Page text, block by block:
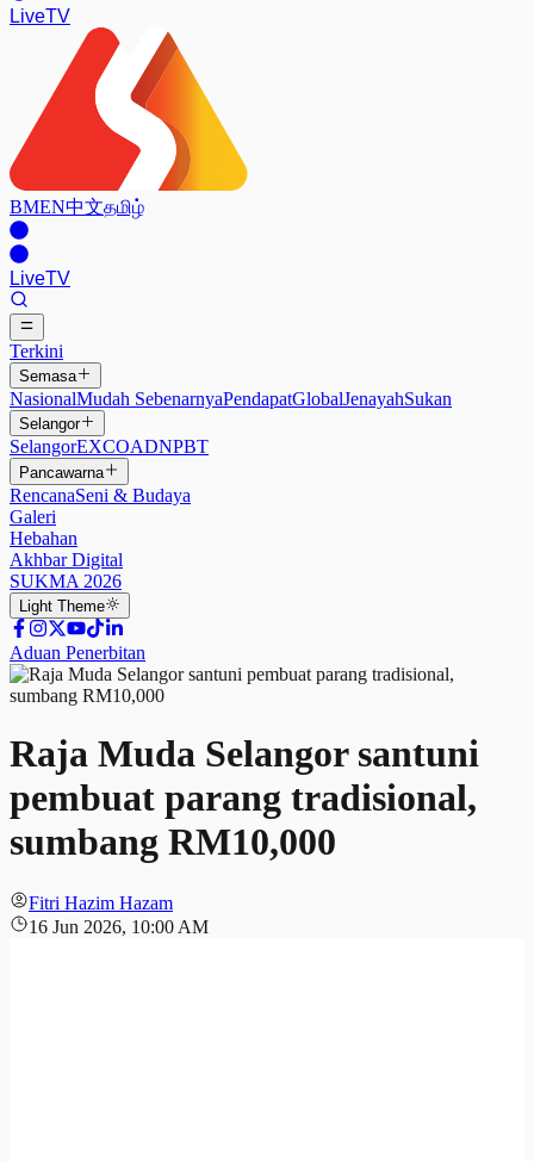
LiveTV
BMEN中文தமிழ்
LiveTV
Terkini
Semasa
NasionalMudah SebenarnyaPendapatGlobalJenayahSukan
Selangor
SelangorEXCOADNPBT
Pancawarna
RencanaSeni & Budaya
Galeri
Hebahan
Akhbar Digital
SUKMA 2026
Light Theme
Aduan Penerbitan
Raja Muda Selangor santuni
pembuat parang tradisional,
sumbang RM10,000
Fitri Hazim Hazam
16 Jun 2026, 10:00 AM